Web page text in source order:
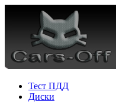
Тест ПДД
Диски